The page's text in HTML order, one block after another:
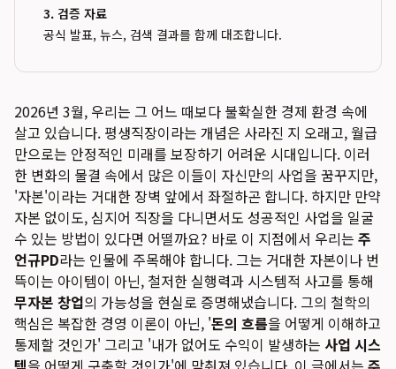
3. 검증 자료
공식 발표, 뉴스, 검색 결과를 함께 대조합니다.
2026년 3월, 우리는 그 어느 때보다 불확실한 경제 환경 속에
살고 있습니다. 평생직장이라는 개념은 사라진 지 오래고, 월급
만으로는 안정적인 미래를 보장하기 어려운 시대입니다. 이러
한 변화의 물결 속에서 많은 이들이 자신만의 사업을 꿈꾸지만,
'자본'이라는 거대한 장벽 앞에서 좌절하곤 합니다. 하지만 만약
자본 없이도, 심지어 직장을 다니면서도 성공적인 사업을 일굴
수 있는 방법이 있다면 어떨까요? 바로 이 지점에서 우리는 주
언규PD라는 인물에 주목해야 합니다. 그는 거대한 자본이나 번
뜩이는 아이템이 아닌, 철저한 실행력과 시스템적 사고를 통해
무자본 창업의 가능성을 현실로 증명해냈습니다. 그의 철학의
핵심은 복잡한 경영 이론이 아닌, '돈의 흐름을 어떻게 이해하고
통제할 것인가' 그리고 '내가 없어도 수익이 발생하는 사업 시스